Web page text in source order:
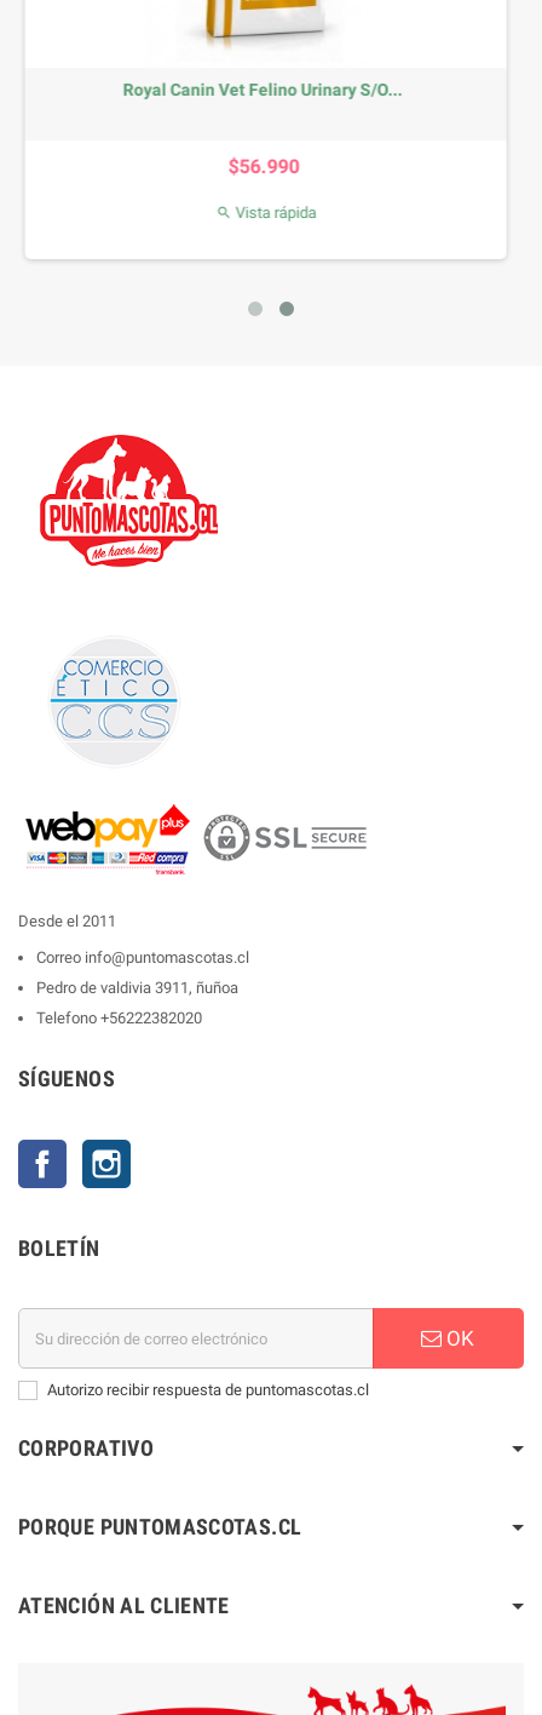
Brit Animals Rabbit Adult 1.5
Desde el 2011
Correo info@puntomascotas.cl
Pedro de valdivia 3911, ñuñoa
Telefono +56222382020
SÍGUENOS
Facebook
BOLETÍN
OK
Autorizo recibir respuesta de puntomascotas.cl
CORPORATIVO
PORQUE PUNTOMASCOTAS.CL
ATENCIÓN AL CLIENTE